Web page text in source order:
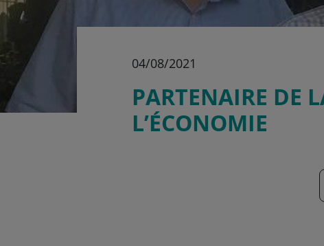
04/08/2021
PARTENAIRE DE
L’ÉCONOMIE